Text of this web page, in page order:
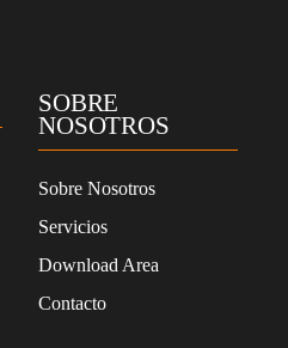
SOBRE
NOSOTROS
Sobre Nosotros
Servicios
Download Area
Contacto